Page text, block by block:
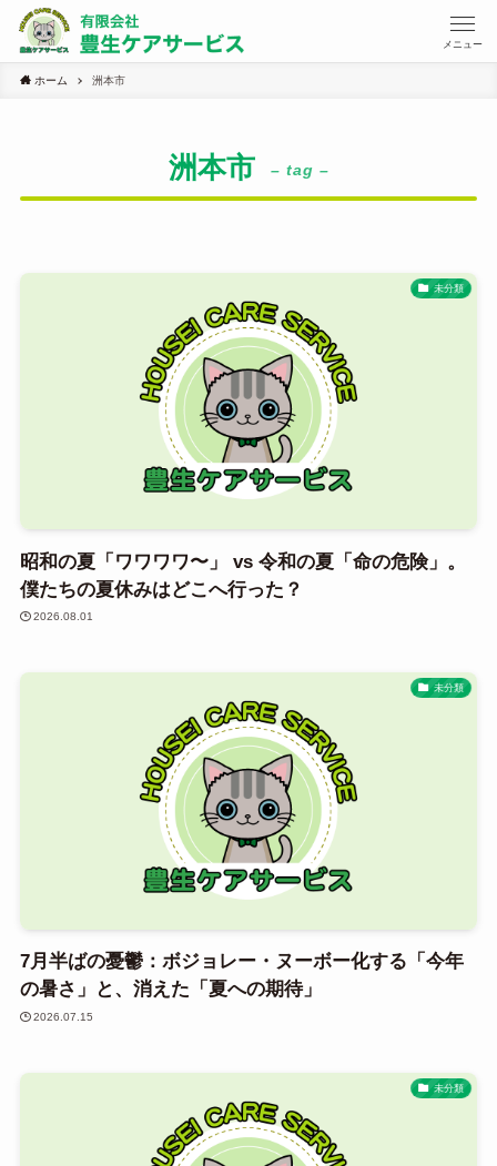
メニュー
ホーム 洲本市
洲本市 – tag –
未分類
昭和の夏「ワワワワ〜」 vs 令和の夏「命の危険」。
僕たちの夏休みはどこへ行った？
2026.08.01
未分類
7月半ばの憂鬱：ボジョレー・ヌーボー化する「今年
の暑さ」と、消えた「夏への期待」
2026.07.15
未分類